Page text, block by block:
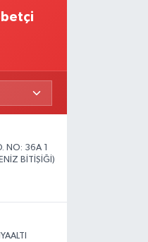
NO: 36A 1
BİTİŞİĞİ)